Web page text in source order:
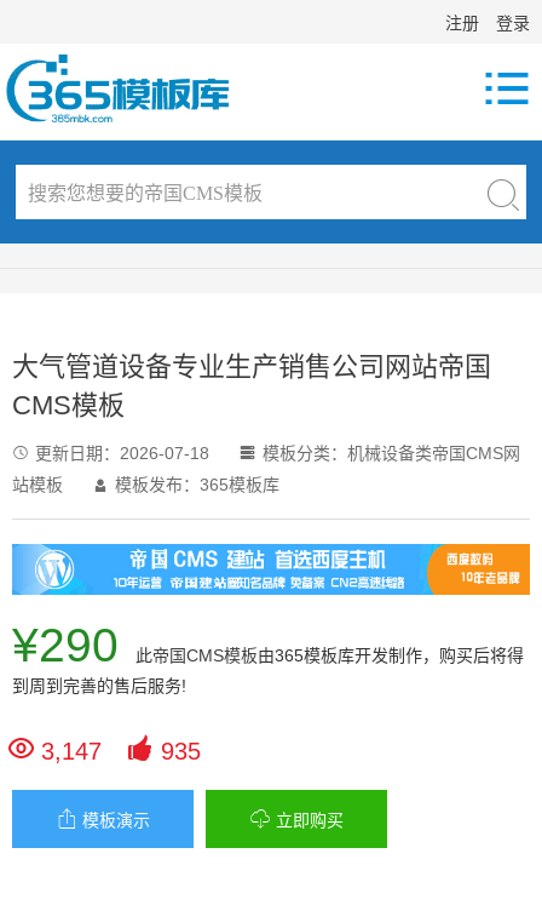
注册 登录

大气管道设备专业生产销售公司网站帝国
CMS模板
 更新日期： 2026-07-18  模板分类： 机械设备类帝国CMS网
站模板
 模板发布：365模板库
¥290 此帝国CMS模板由365模板库开发制作，购买后将得
到周到完善的售后服务!
 3,147  935
 模板演示  立即购买